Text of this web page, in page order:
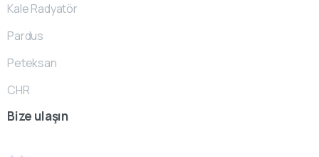
Kale Radyatör
Pardus
Peteksan
CHR
Bize ulaşın